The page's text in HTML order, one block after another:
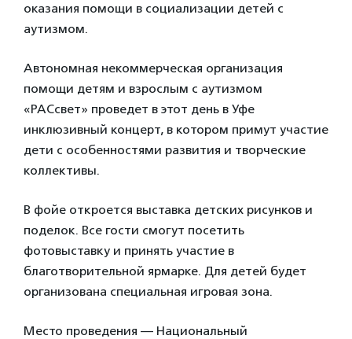
оказания помощи в социализации детей с
аутизмом.
Автономная некоммерческая организация
помощи детям и взрослым с аутизмом
«РАСсвет» проведет в этот день в Уфе
инклюзивный концерт, в котором примут участие
дети с особенностями развития и творческие
коллективы.
В фойе откроется выставка детских рисунков и
поделок. Все гости смогут посетить
фотовыставку и принять участие в
благотворительной ярмарке. Для детей будет
организована специальная игровая зона.
Место проведения — Национальный